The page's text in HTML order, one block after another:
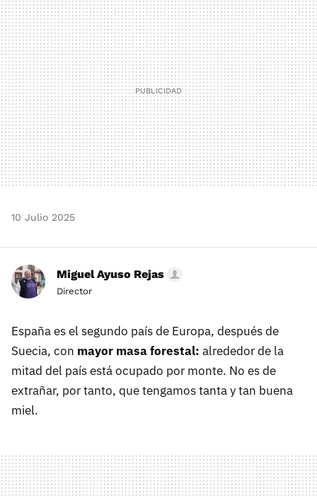
MAIL
10 Julio 2025
Miguel Ayuso Rejas
Director
España es el segundo país de Europa, después de
Suecia, con mayor masa forestal: alrededor de la
mitad del país está ocupado por monte. No es de
extrañar, por tanto, que tengamos tanta y tan buena
miel.